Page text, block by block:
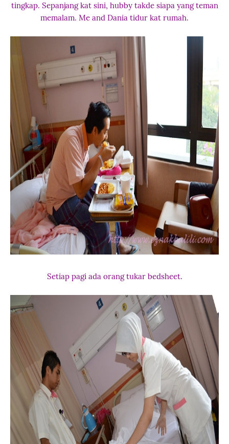
tingkap. Sepanjang kat sini, hubby takde siapa yang teman
memalam. Me and Dania tidur kat rumah.
Setiap pagi ada orang tukar bedsheet.